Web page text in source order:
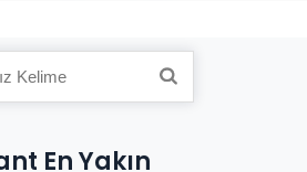
En Yakın